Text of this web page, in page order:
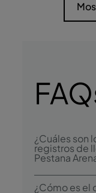
¿Cuáles son
registros de
Pestana
El registro
¿Cómo es el